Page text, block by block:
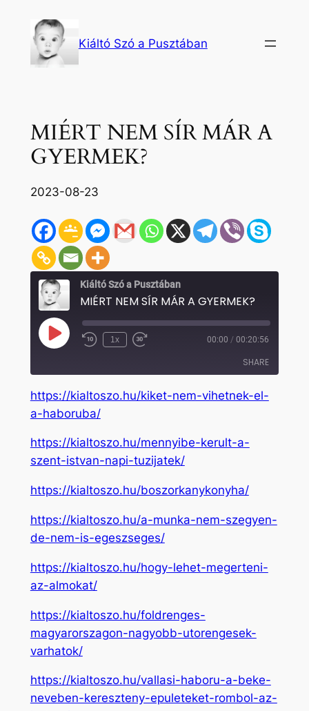
tartalomhoz
Kiáltó Szó a Pusztában
MIÉRT NEM SÍR MÁR A
GYERMEK?
2023-08-23
Kiáltó Szó a Pusztában
MIÉRT NEM SÍR MÁR A GYERMEK?
Play
Episode Rewind
1x
Fast
seconds
00:00 / 00:20:56
SHARE
SHARE
EMBED
https://kialtoszo.hu/kiket-nem-vihetnek-el-
a-haboruba/
https://kialtoszo.hu/mennyibe-kerult-a-
szent-istvan-napi-tuzijatek/
https://kialtoszo.hu/boszorkanykonyha/
https://kialtoszo.hu/a-munka-nem-szegyen-
de-nem-is-egeszseges/
https://kialtoszo.hu/hogy-lehet-megerteni-
az-almokat/
https://kialtoszo.hu/foldrenges-
magyarorszagon-nagyobb-utorengesek-
varhatok/
https://kialtoszo.hu/vallasi-haboru-a-beke-
neveben-kereszteny-epuleteket-rombol-az-